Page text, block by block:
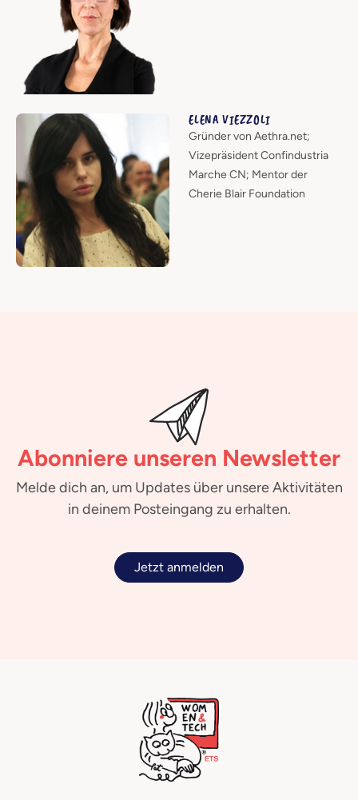
ELENA VIEZZOLI
Gründer von Aethra.net;
Vizepräsident Confindustria
Marche CN; Mentor der
Cherie Blair Foundation
Abonniere unseren Newsletter
Melde dich an, um Updates über unsere Aktivitäten
in deinem Posteingang zu erhalten.
Jetzt anmelden